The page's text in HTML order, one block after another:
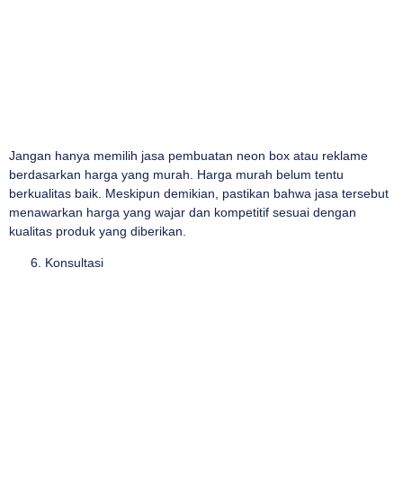
Jangan hanya memilih jasa pembuatan neon box atau reklame
berdasarkan harga yang murah. Harga murah belum tentu
berkualitas baik. Meskipun demikian, pastikan bahwa jasa tersebut
menawarkan harga yang wajar dan kompetitif sesuai dengan
kualitas produk yang diberikan.
Konsultasi